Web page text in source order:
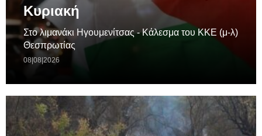
Κυριακή
Στο λιμανάκι Ηγουμενίτσας - Κάλεσμα του ΚΚΕ (μ-λ)
Θεσπρωτίας
08|08|2026